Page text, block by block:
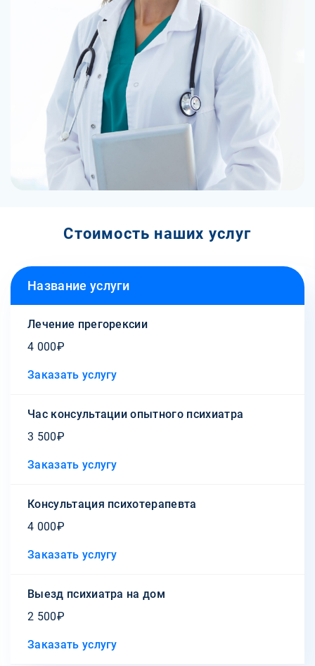
Стоимость наших услуг
Название услуги
Лечение прегорексии
4 000₽
Заказать услугу
Час консультации опытного психиатра
3 500₽
Заказать услугу
Консультация психотерапевта
4 000₽
Заказать услугу
Выезд психиатра на дом
2 500₽
Заказать услугу